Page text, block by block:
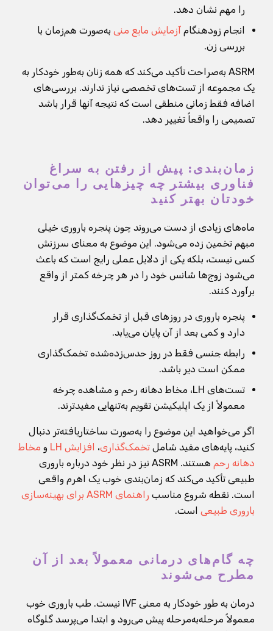
را مهم نشان دهد.
انجام زودهنگام آزمایش مایع منی به‌صورت هم‌زمان با
بررسی زن.
ASRM به‌صراحت تأکید می‌کند که همه زنان به‌طور خودکار به
یک مجموعه از تست‌های تخصصی نیاز ندارند. بررسی‌های
اضافه فقط زمانی منطقی است که نتیجه آنها قرار باشد
تصمیمی را واقعاً تغییر دهد.
زمان‌بندی: پیش از رفتن به سراغ
فناوری بیشتر چه چیزهایی را می‌توان
خودتان بهتر کنید
ماه‌های زیادی از دست می‌روند چون پنجره باروری خیلی
مبهم تخمین زده می‌شود. این موضوع به معنای سرزنش
کسی نیست، بلکه یکی از دلایل عملی رایج است که باعث
می‌شود زوج‌ها شانس خود را در هر چرخه کمتر از واقع
برآورد کنند.
پنجره باروری در روزهای قبل از تخمک‌گذاری قرار
دارد و کمی بعد از آن پایان می‌یابد.
رابطه جنسی فقط در روز حدس‌زده‌شده تخمک‌گذاری
ممکن است دیر باشد.
تست‌های LH، مخاط دهانه رحم و مشاهده چرخه
معمولاً از یک اپلیکیشن تقویم به‌تنهایی مفیدترند.
اگر می‌خواهید این موضوع را به‌صورت ساختاریافته‌تر دنبال
کنید، پایه‌های مفید شامل تخمک‌گذاری، افزایش LH و مخاط
دهانه رحم
هستند. ASRM نیز در نظر خود درباره باروری
طبیعی تأکید می‌کند که زمان‌بندی خوب یک اهرم واقعی
است. نقطه شروع مناسب
راهنمای ASRM برای بهینه‌سازی
باروری طبیعی است.
چه گام‌های درمانی معمولاً بعد از آن
مطرح می‌شوند
درمان به طور خودکار به معنی IVF نیست. طب باروری خوب
معمولاً مرحله‌به‌مرحله پیش می‌رود و ابتدا می‌پرسد گلوگاه